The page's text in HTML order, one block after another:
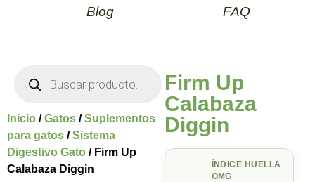
Blog FAQ
Inicio /Gatos /Suplementos
para gatos /Sistema
Digestivo Gato / Firm Up
Calabaza Diggin
Firm Up
Calabaza
Diggin
ÍNDICE HUELLA
OMG